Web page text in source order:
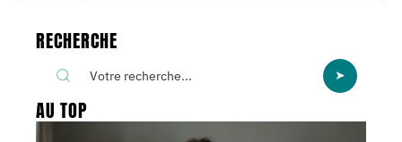
RECHERCHE
AU TOP